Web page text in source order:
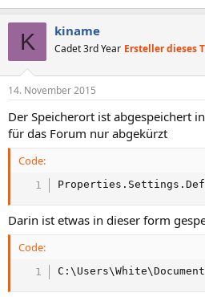
K kiname
Cadet 3rd Year Ersteller dieses
14. November 2015
Der Speicherort ist abgespeichert
für das Forum nur abgekürzt
Code:
Darin ist etwas in dieser form
Code: